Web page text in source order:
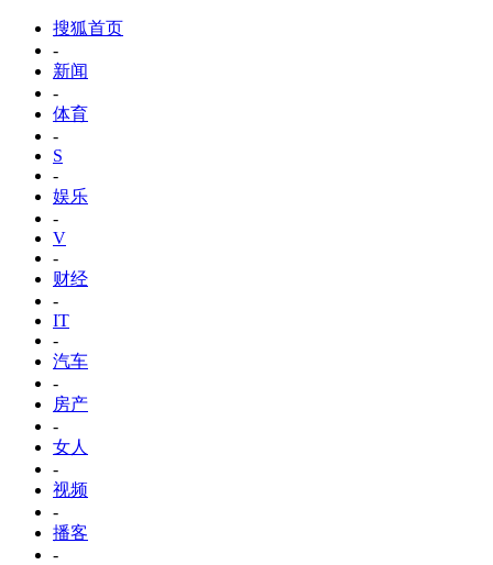
搜狐首页
-
新闻
-
体育
-
S
-
娱乐
-
V
-
财经
-
IT
-
汽车
-
房产
-
女人
-
视频
-
播客
-